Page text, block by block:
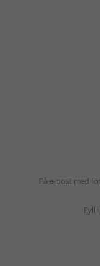
Få e-post med
Fyll